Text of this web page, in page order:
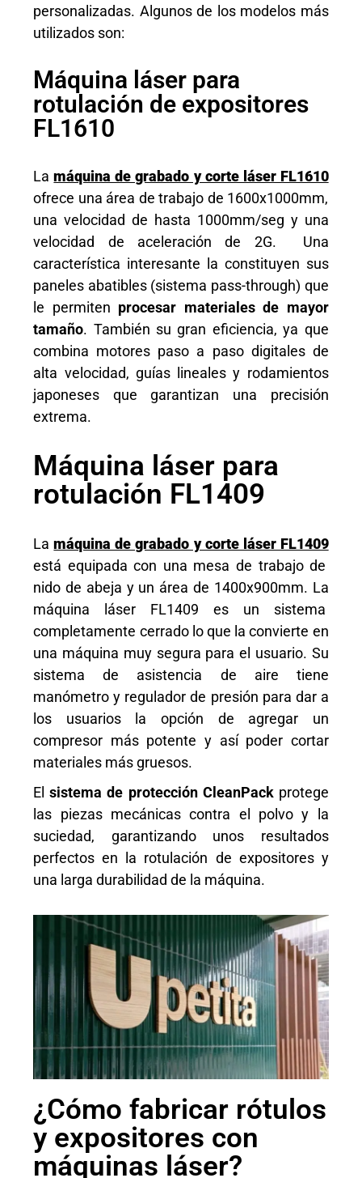
personalizadas. Algunos de los modelos más
utilizados son:
Máquina láser para
rotulación de expositores
FL1610
Lamáquina de grabado y corte láser FL1610
ofrece una área de trabajo de 1600x1000mm,
una velocidad de hasta 1000mm/seg y una
velocidad de aceleración de 2G. Una
característica interesante la constituyen sus
paneles abatibles (sistema pass-through) que
le permiten procesar materiales de mayor
tamaño. También su gran eficiencia, ya que
combina motores paso a paso digitales de
alta velocidad, guías lineales y rodamientos
japoneses que garantizan una precisión
extrema.
Máquina láser para
rotulación FL1409
Lamáquina de grabado y corte láser FL1409
está equipada con una mesa de trabajo de
nido de abeja y un área de 1400x900mm. La
máquina láser FL1409 es un sistema
completamente cerrado lo que la convierte en
una máquina muy segura para el usuario. Su
sistema de asistencia de aire tiene
manómetro y regulador de presión para dar a
los usuarios la opción de agregar un
compresor más potente y así poder cortar
materiales más gruesos.
Elsistema de protección CleanPackprotege
las piezas mecánicas contra el polvo y la
suciedad, garantizando unos resultados
perfectos en la rotulación de expositores y
una larga durabilidad de la máquina.
¿Cómo fabricar rótulos
y expositores con
máquinas láser?